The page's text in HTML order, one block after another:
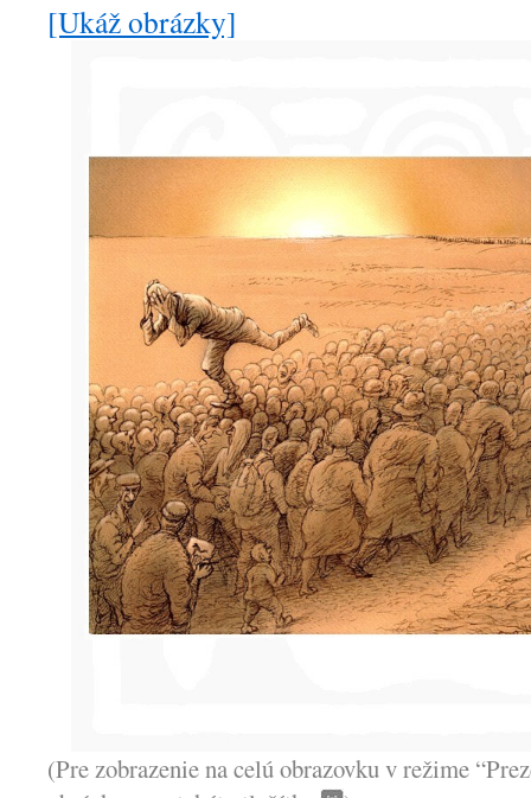
[Ukáž obrázky]
(Pre zobrazenie na celú obrazovku v režime